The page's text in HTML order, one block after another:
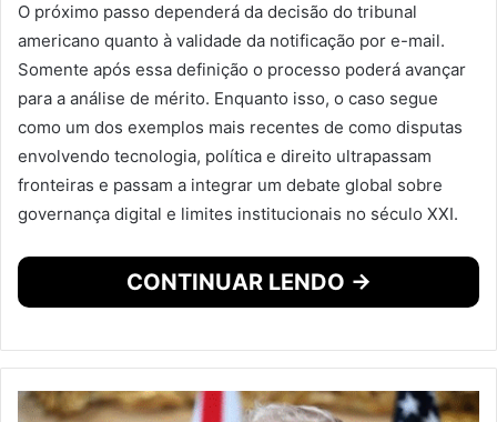
O próximo passo dependerá da decisão do tribunal
americano quanto à validade da notificação por e-mail.
Somente após essa definição o processo poderá avançar
para a análise de mérito. Enquanto isso, o caso segue
como um dos exemplos mais recentes de como disputas
envolvendo tecnologia, política e direito ultrapassam
fronteiras e passam a integrar um debate global sobre
governança digital e limites institucionais no século XXI.
CONTINUAR LENDO →